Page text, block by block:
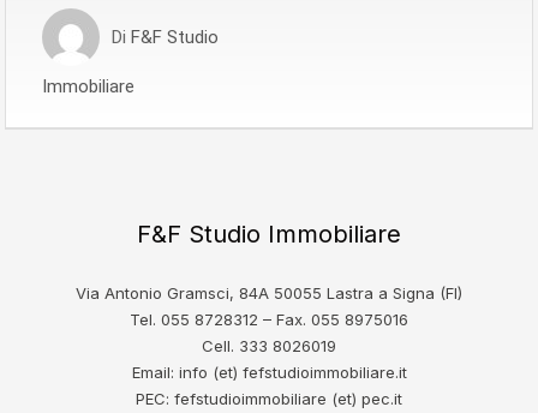
Di F&F Studio
Immobiliare
F&F Studio Immobiliare
Via Antonio Gramsci, 84A 50055 Lastra a Signa (FI)
Tel. 055 8728312 – Fax. 055 8975016
Cell. 333 8026019
Email: info (et) fefstudioimmobiliare.it
PEC: fefstudioimmobiliare (et) pec.it